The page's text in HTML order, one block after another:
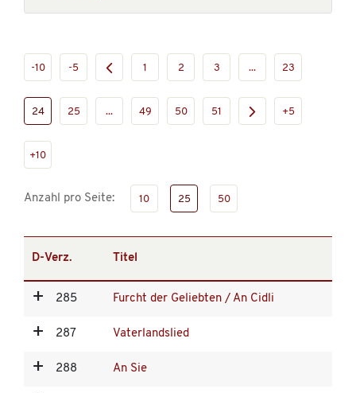
-10 -5 1 2 3 ... 23
24 25 ... 49 50 51 +5
+10
Anzahl pro Seite: 10 25 50
D-Verz. Titel
285 Furcht der Geliebten / An Cidli
287 Vaterlandslied
288 An Sie